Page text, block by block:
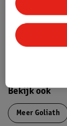
Bekijk ook
Meer Goliath